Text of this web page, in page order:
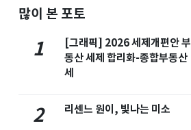
많이 본 포토
1
[그래픽] 2026 세제개편안 부
동산 세제 합리화-종합부동산
세
2 리센느 원이, 빛나는 미소